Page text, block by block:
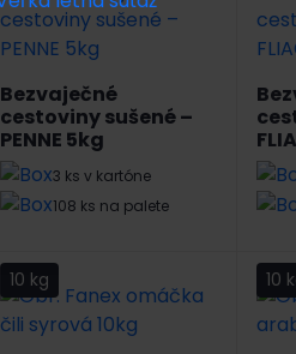
Bezvaječné
cestoviny sušené –
PENNE 5kg
3 ks v kartóne
108 ks na palete
10 kg 10